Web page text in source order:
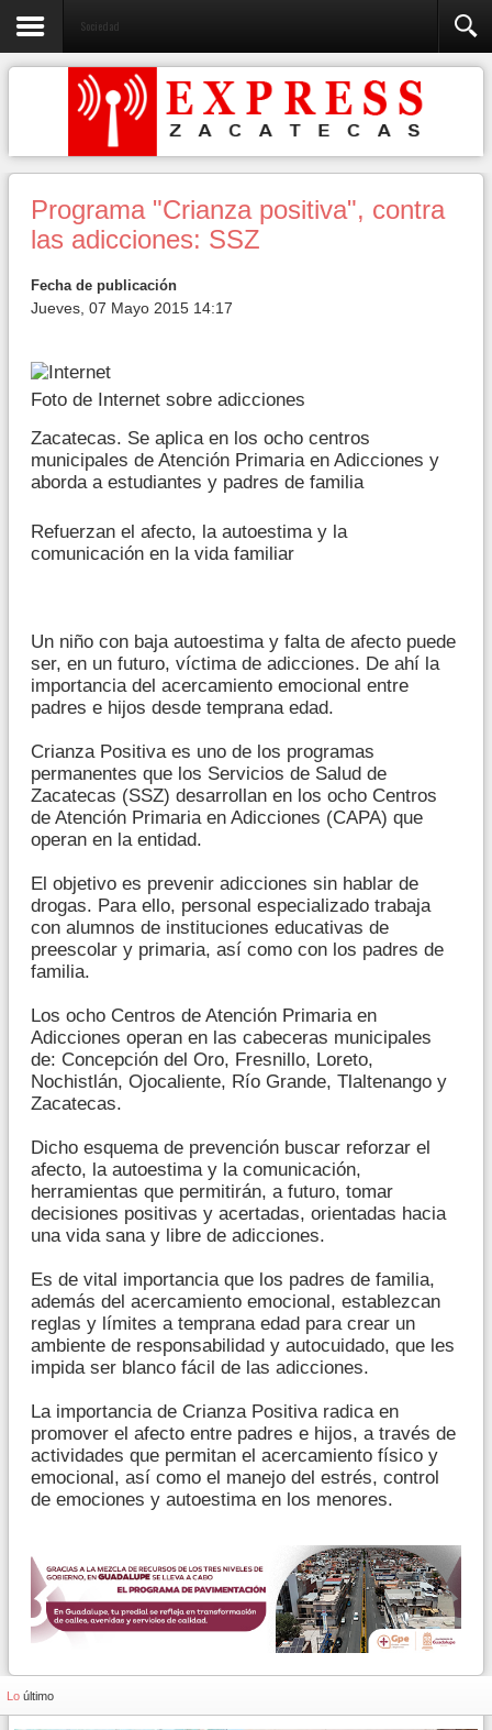
Sociedad
Programa "Crianza positiva", contra
las adicciones: SSZ
Fecha de publicación
Jueves, 07 Mayo 2015 14:17
Foto de Internet sobre adicciones
Zacatecas. Se aplica en los ocho centros
municipales de Atención Primaria en Adicciones y
aborda a estudiantes y padres de familia
Refuerzan el afecto, la autoestima y la
comunicación en la vida familiar
Un niño con baja autoestima y falta de afecto puede
ser, en un futuro, víctima de adicciones. De ahí la
importancia del acercamiento emocional entre
padres e hijos desde temprana edad.
Crianza Positiva es uno de los programas
permanentes que los Servicios de Salud de
Zacatecas (SSZ) desarrollan en los ocho Centros
de Atención Primaria en Adicciones (CAPA) que
operan en la entidad.
El objetivo es prevenir adicciones sin hablar de
drogas. Para ello, personal especializado trabaja
con alumnos de instituciones educativas de
preescolar y primaria, así como con los padres de
familia.
Los ocho Centros de Atención Primaria en
Adicciones operan en las cabeceras municipales
de: Concepción del Oro, Fresnillo, Loreto,
Nochistlán, Ojocaliente, Río Grande, Tlaltenango y
Zacatecas.
Dicho esquema de prevención buscar reforzar el
afecto, la autoestima y la comunicación,
herramientas que permitirán, a futuro, tomar
decisiones positivas y acertadas, orientadas hacia
una vida sana y libre de adicciones.
Es de vital importancia que los padres de familia,
además del acercamiento emocional, establezcan
reglas y límites a temprana edad para crear un
ambiente de responsabilidad y autocuidado, que les
impida ser blanco fácil de las adicciones.
La importancia de Crianza Positiva radica en
promover el afecto entre padres e hijos, a través de
actividades que permitan el acercamiento físico y
emocional, así como el manejo del estrés, control
de emociones y autoestima en los menores.
Lo último